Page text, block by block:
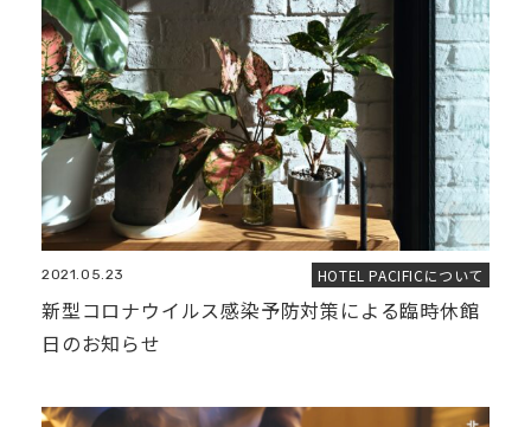
2021.05.23 HOTEL PACIFICについて
新型コロナウイルス感染予防対策による臨時休館
日のお知らせ